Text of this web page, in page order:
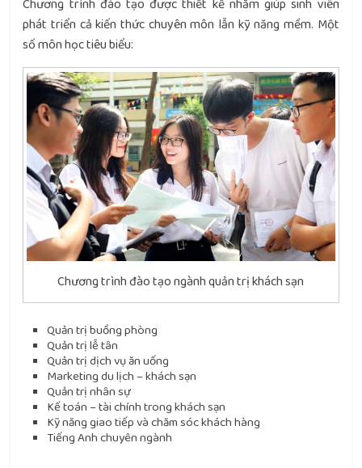
Chương trình đào tạo được thiết kế nhằm giúp sinh viên
phát triển cả kiến thức chuyên môn lẫn kỹ năng mềm. Một
số môn học tiêu biểu:
Chương trình đào tạo ngành quản trị khách sạn
Quản trị buồng phòng
Quản trị lễ tân
Quản trị dịch vụ ăn uống
Marketing du lịch – khách sạn
Quản trị nhân sự
Kế toán – tài chính trong khách sạn
Kỹ năng giao tiếp và chăm sóc khách hàng
Tiếng Anh chuyên ngành